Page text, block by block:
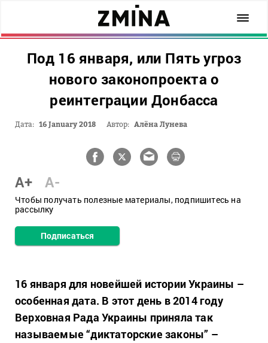
Под 16 января, или Пять угроз
нового законопроекта о
реинтеграции Донбасса
Дата: 16 January 2018 Автор: Алёна Лунева
A+ A-
Чтобы получать полезные материалы, подпишитесь на
рассылку
Подписаться
16 января для новейшей истории Украины –
особенная дата. В этот день в 2014 году
Верховная Рада Украины приняла так
называемые “диктаторские законы” –